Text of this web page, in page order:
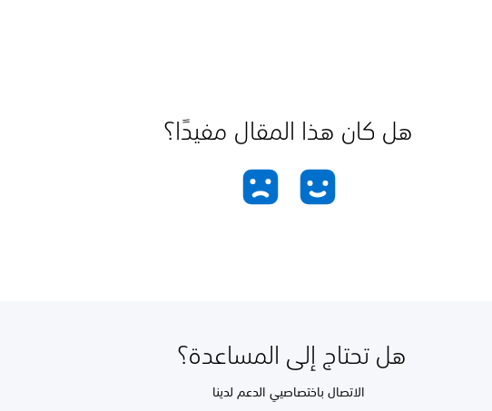
هل كان هذا المقال مفيدًا؟
هل تحتاج إلى المساعدة؟
الاتصال باختصاصيي الدعم لدينا